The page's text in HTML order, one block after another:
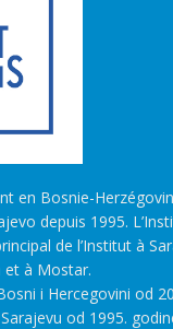
en Bosnie-
depuis 1995.
de l’Institut à
et à Mostar.
i Hercegovini od
od 1995.